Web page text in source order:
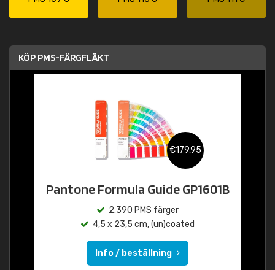
KÖP PMS-FÄRGFLÄKT
€179,95
Pantone Formula Guide GP1601B
2.390 PMS färger
4,5 x 23,5 cm, (un)coated
Info / beställning